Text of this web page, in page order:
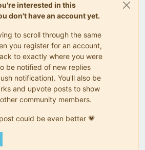
interested in this
don't have an account yet.
to scroll through the same
you register for an account,
to exactly where you were
be notified of new replies
notification). You'll also be
and upvote posts to show
community members.
could be even better 💗